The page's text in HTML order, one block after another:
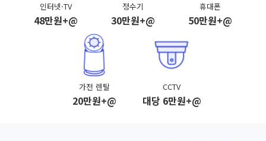
인터넷·TV
48만원+@
정수기
30만원+@
휴대폰
50만원+@
가전 렌탈
20만원+@
CCTV
대당 6만원+@